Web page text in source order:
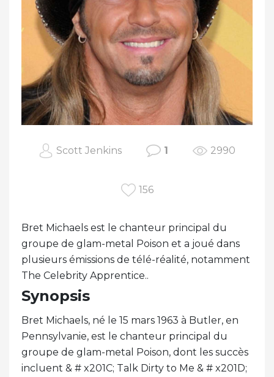
Scott Jenkins 1 2990
156
Bret Michaels est le chanteur principal du
groupe de glam-metal Poison et a joué dans
plusieurs émissions de télé-réalité, notamment
The Celebrity Apprentice..
Synopsis
Bret Michaels, né le 15 mars 1963 à Butler, en
Pennsylvanie, est le chanteur principal du
groupe de glam-metal Poison, dont les succès
incluent & # x201C; Talk Dirty to Me & # x201D;